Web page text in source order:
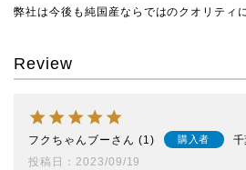
弊社は今後も純国産ならではのクオリティ
Review
フクちゃんブー 1 購入者
投稿日
2023/09/19